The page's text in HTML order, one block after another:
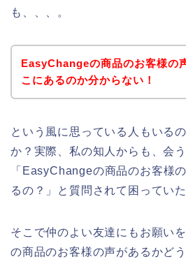
も、、、。
EasyChangeの商品のお客様の
こにあるのか分からない！
という風に思っている人もいる
か？実際、私の知人からも、会
「EasyChangeの商品のお客様
るの？」と質問されて困ってい
そこで仲のよい友達にもお願い
の商品のお客様の声があるかど